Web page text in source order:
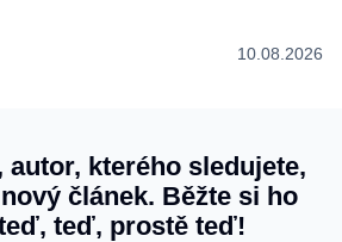
10.08.2026
autor, kterého sledujete,
článek. Běžte si ho
teď, prostě teď!